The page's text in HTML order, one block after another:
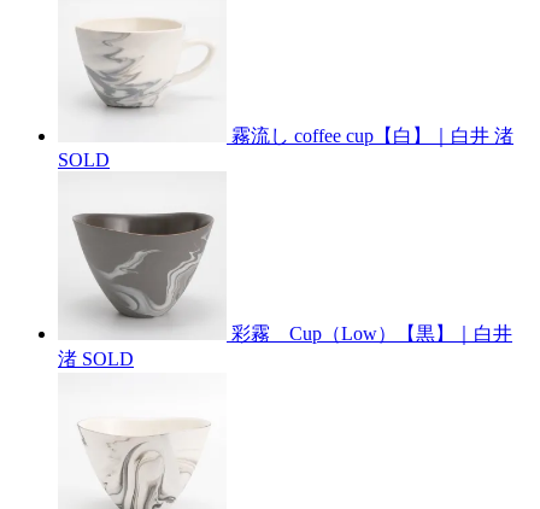
霧流し coffee cup【白】｜白井 渚
SOLD
彩霧 Cup（Low）【黒】｜白井
渚 SOLD